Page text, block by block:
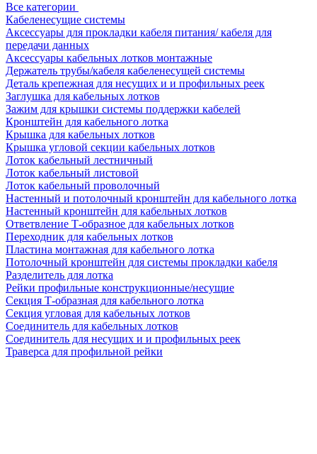
Все категории
Кабеленесущие системы
Аксессуары для прокладки кабеля питания/ кабеля для
передачи данных
Аксессуары кабельных лотков монтажные
Держатель трубы/кабеля кабеленесущей системы
Деталь крепежная для несущих и и профильных реек
Заглушка для кабельных лотков
Зажим для крышки системы поддержки кабелей
Кронштейн для кабельного лотка
Крышка для кабельных лотков
Крышка угловой секции кабельных лотков
Лоток кабельный лестничный
Лоток кабельный листовой
Лоток кабельный проволочный
Настенный и потолочный кронштейн для кабельного лотка
Настенный кронштейн для кабельных лотков
Ответвление Т-образное для кабельных лотков
Переходник для кабельных лотков
Пластина монтажная для кабельного лотка
Потолочный кронштейн для системы прокладки кабеля
Разделитель для лотка
Рейки профильные конструкционные/несущие
Секция Т-образная для кабельного лотка
Секция угловая для кабельных лотков
Соединитель для кабельных лотков
Соединитель для несущих и и профильных реек
Траверса для профильной рейки